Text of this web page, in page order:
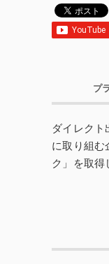
プ
ダイレクト
に取り組む
ク」を取得